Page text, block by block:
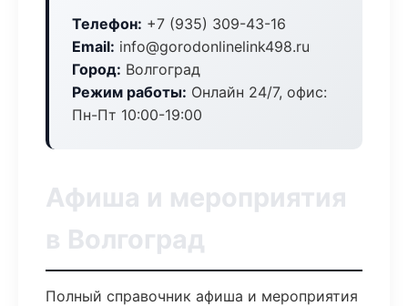
Телефон: +7 (935) 309-43-16
Email: info@gorodonlinelink498.ru
Город: Волгоград
Режим работы: Онлайн 24/7, офис:
Пн-Пт 10:00-19:00
Афиша и мероприятия
в Волгоград
Полный справочник афиша и мероприятия